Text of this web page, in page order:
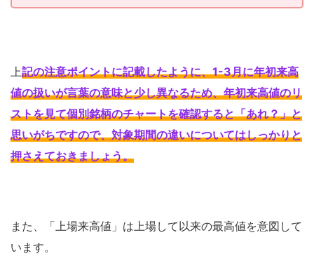
上記の注意ポイントに記載したように、1-3月に年初来高
値の扱いが言葉の意味と少し異なるため、年初来高値のリ
ストを見て個別銘柄のチャートを確認すると「あれ？」と
思いがちですので、対象期間の違いについてはしっかりと
押さえておきましょう。
また、「上場来高値」は上場して以来の最高値を意図して
います。